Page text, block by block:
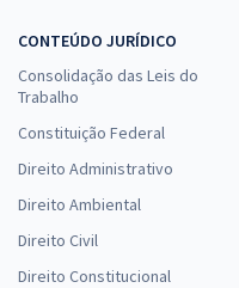
CONTEÚDO JURÍDICO
Consolidação das Leis do
Trabalho
Constituição Federal
Direito Administrativo
Direito Ambiental
Direito Civil
Direito Constitucional